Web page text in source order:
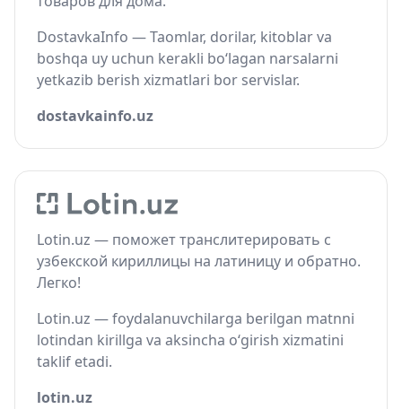
DostavkaInfo — Taomlar, dorilar, kitoblar va
boshqa uy uchun kerakli bo‘lagan narsalarni
yetkazib berish xizmatlari bor servislar.
dostavkainfo.uz
Lotin.uz — поможет транслитерировать с
узбекской кириллицы на латиницу и обратно.
Легко!
Lotin.uz — foydalanuvchilarga berilgan matnni
lotindan kirillga va aksincha o‘girish xizmatini
taklif etadi.
lotin.uz